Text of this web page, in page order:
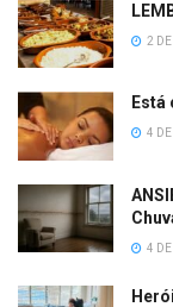
2
4
4